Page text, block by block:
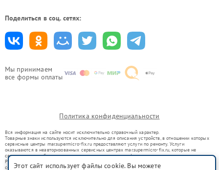
Мы принимаем
все формы оплаты
Поделиться в соц. сетях:
Политика конфиденциальности
Вся информация на сайте носит исключительно справочный характер.
Товарные знаки используются исключительно для описания устройств, в отношении которых
сервисные центры mar.supermicro-fix.ru предоставляют услуги по ремонту. Услуги
оказываются в неавторизованных сервисных центрах mar.supermicro-fix.ru, которые не
связаны с правообладателями товарных знаков или их официальными представителями.
Ремонт осуществляется для устройств, уже введенных в гражданский оборот в соответствии
со статьей 1487 ГК РФ.
Этот сайт использует файлы cookie. Вы можете